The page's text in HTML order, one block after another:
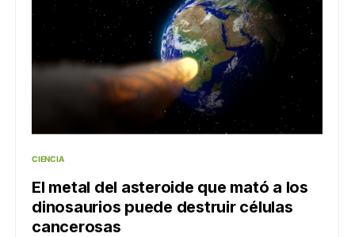
CIENCIA
El metal del asteroide que mató a los
dinosaurios puede destruir células
cancerosas